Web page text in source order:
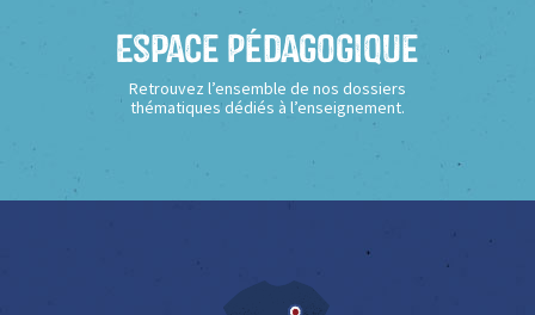
Espace Pédagogique
Retrouvez l’ensemble de nos dossiers
thématiques dédiés à l’enseignement.